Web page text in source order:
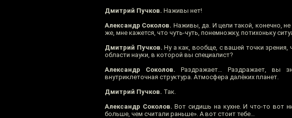
Дмитрий Пучков. Наживы нет!
Александр Соколов. Наживы, да. И цели такой, конечно,
же, мне кажется, что чуть-чуть, понемножку, потихоньку
Дмитрий Пучков. Ну а как, вообще, с вашей точки
области науки, в которой вы специалист?
Александр Соколов. Раздражает… Раздражает, вы
внутриклеточная структура. Атмосфера далёких планет.
Дмитрий Пучков. Так.
Александр Соколов. Вот сидишь на кухне. И что-то вот
больше, чем считали раньше». А вот стоит тебе…